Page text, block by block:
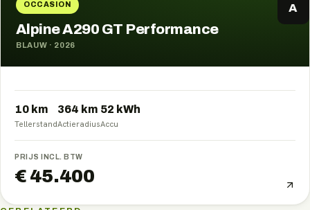
OCCASION A
Alpine A290 GT Performance
BLAUW · 2026
10 km
Tellerstand
364 km
Actieradius
52 kWh
Accu
PRIJS INCL. BTW
€ 45.400